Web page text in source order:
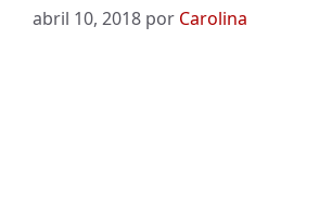
abril 10, 2018 por Carolina